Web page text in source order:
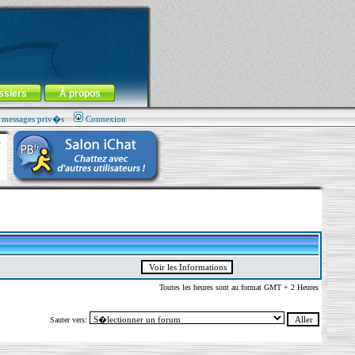
À propos
priv�s Connexion
Toutes les heures sont au format GMT + 2 Heures
Sauter vers: